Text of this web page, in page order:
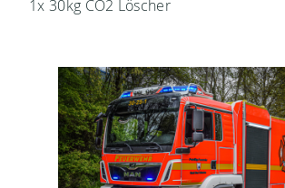
1x 30kg CO2 Löscher